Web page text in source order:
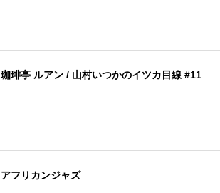
珈琲亭 ルアン / 山村いつかのイツカ目線 #11
アフリカンジャズ